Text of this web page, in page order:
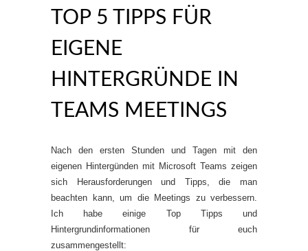
TOP 5 TIPPS FÜR
EIGENE
HINTERGRÜNDE IN
TEAMS MEETINGS
Nach den ersten Stunden und Tagen mit den
eigenen Hintergünden mit Microsoft Teams zeigen
sich Herausforderungen und Tipps, die man
beachten kann, um die Meetings zu verbessern.
Ich habe einige Top Tipps und
Hintergrundinformationen für euch
zusammengestellt: